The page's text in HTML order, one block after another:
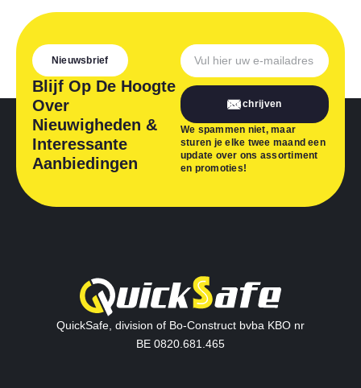
Nieuwsbrief
Blijf Op De Hoogte
Over
Nieuwigheden &
Interessante
Aanbiedingen
Inschrijven
We spammen niet, maar
sturen je elke twee maand een
update over ons assortiment
en promoties!
QuickSafe, division of Bo-Construct bvba KBO nr
BE 0820.681.465